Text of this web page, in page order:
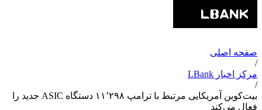
صفحه اصلی
/
مرکز اخبار LBank
/
بیت‌کوین آمریکایی مرتبط با ترامپ ۱۱٬۲۹۸ دستگاه ASIC جدید را
فعال می‌کند